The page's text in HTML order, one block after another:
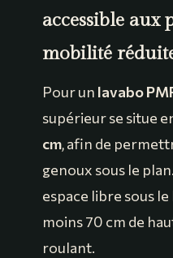
accessible aux
mobilité
Pour un lavabo
supérieur se situe
cm, afin de
genoux sous le
espace libre sous
moins 70 cm de
roulant.